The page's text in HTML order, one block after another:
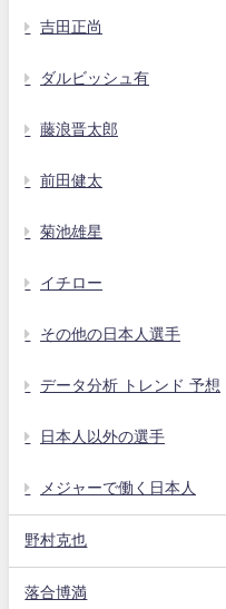
吉田正尚
ダルビッシュ有
藤浪晋太郎
前田健太
菊池雄星
イチロー
その他の日本人選手
データ分析 トレンド 予想
日本人以外の選手
メジャーで働く日本人
野村克也
落合博満